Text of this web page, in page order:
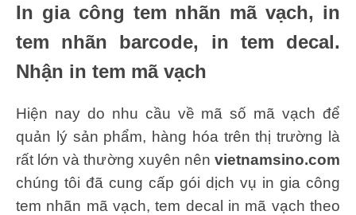
In gia công tem nhãn mã vạch, in
tem nhãn barcode, in tem decal.
Nhận in tem mã vạch
Hiện nay do nhu cầu về mã số mã vạch để
quản lý sản phẩm, hàng hóa trên thị trường là
rất lớn và thường xuyên nên vietnamsino.com
chúng tôi đã cung cấp gói dịch vụ in gia công
tem nhãn mã vạch, tem decal in mã vạch theo